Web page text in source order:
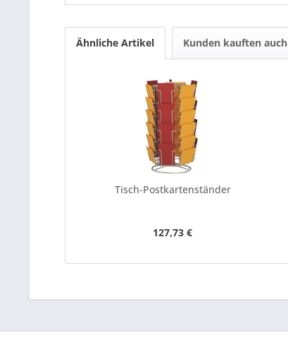
Ähnliche Artikel Kunden kauften auch
Tisch-Postkartenständer
127,73 €